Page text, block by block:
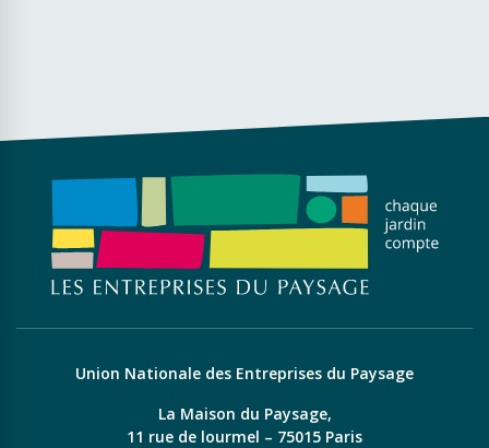
Union Nationale des Entreprises du Paysage
La Maison du Paysage,
11 rue de lourmel – 75015 Paris